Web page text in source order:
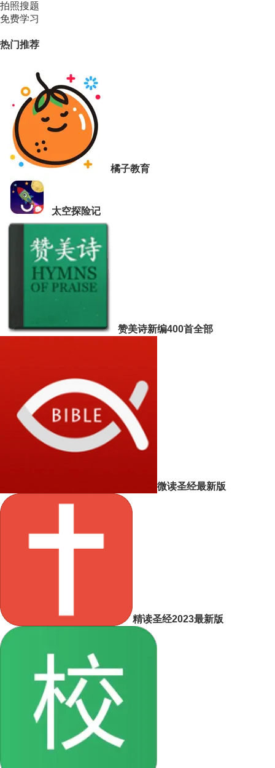
拍照搜题
免费学习
热门推荐
橘子教育
太空探险记
赞美诗新编400首全部
微读圣经最新版
精读圣经2023最新版